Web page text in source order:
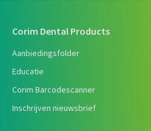
Corim Dental Products
Aanbiedingsfolder
Educatie
Corim Barcodescanner
Inschrijven nieuwsbrief